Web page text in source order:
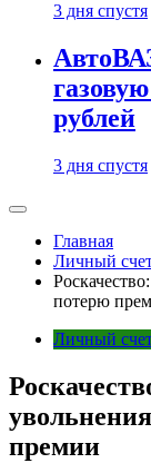
3 дня спустя
рублей
3 дня спустя
Главная
Личный
потерю
Личный
премии